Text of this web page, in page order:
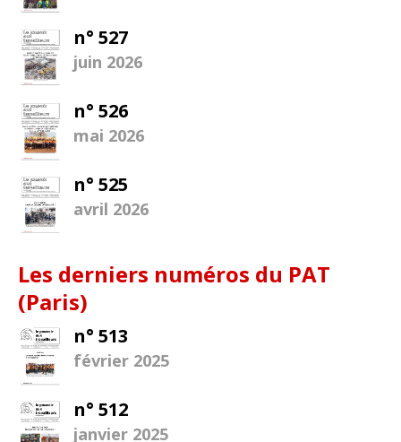
n° 527
juin 2026
n° 526
mai 2026
n° 525
avril 2026
Les derniers numéros du PAT
(Paris)
n° 513
février 2025
n° 512
janvier 2025